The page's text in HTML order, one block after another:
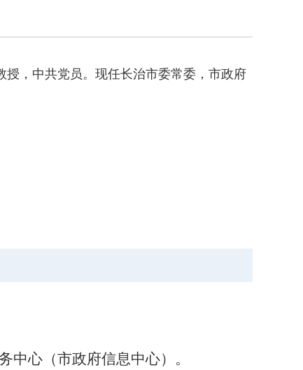
， 中共党员。 现任长治市委常委，市政府
中心（市政府信息中心） 。